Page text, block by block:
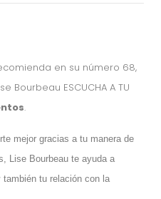
en su número 68,
Bourbeau ESCUCHA A TU
.
mejor gracias a tu manera de
Lise Bourbeau te ayuda a
tu relación con la